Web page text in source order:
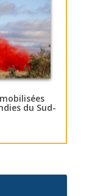
du Sud-